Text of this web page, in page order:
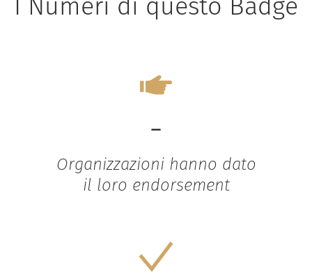
I Numeri di questo Badge
-
Organizzazioni hanno dato
il loro endorsement